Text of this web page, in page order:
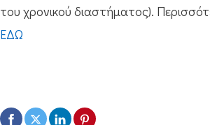
του χρονικού διαστήματος).
ΕΔΩ